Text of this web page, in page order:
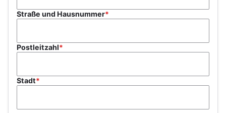
Straße und Hausnummer
Postleitzahl
Stadt